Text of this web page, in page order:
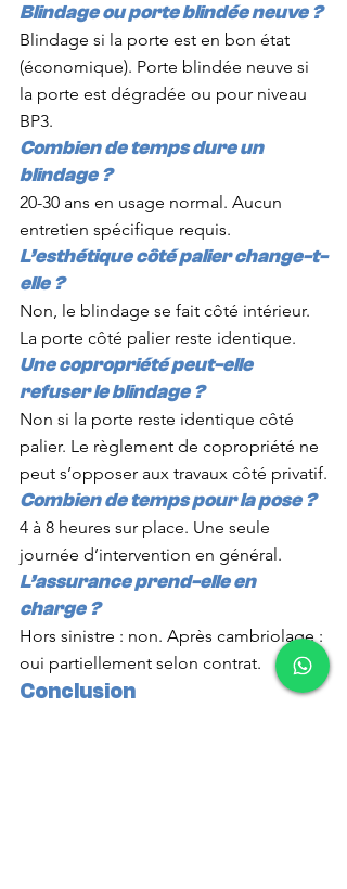
Blindage ou porte blindée neuve ?
Blindage si la porte est en bon état
(économique). Porte blindée neuve si
la porte est dégradée ou pour niveau
BP3.
Combien de temps dure un
blindage ?
20-30 ans en usage normal. Aucun
entretien spécifique requis.
L’esthétique côté palier change-t-
elle ?
Non, le blindage se fait côté intérieur.
La porte côté palier reste identique.
Une copropriété peut-elle
refuser le blindage ?
Non si la porte reste identique côté
palier. Le règlement de copropriété ne
peut s’opposer aux travaux côté privatif.
Combien de temps pour la pose ?
4 à 8 heures sur place. Une seule
journée d’intervention en général.
L’assurance prend-elle en
charge ?
Hors sinistre : non. Après cambriolage :
oui partiellement selon contrat.
Conclusion